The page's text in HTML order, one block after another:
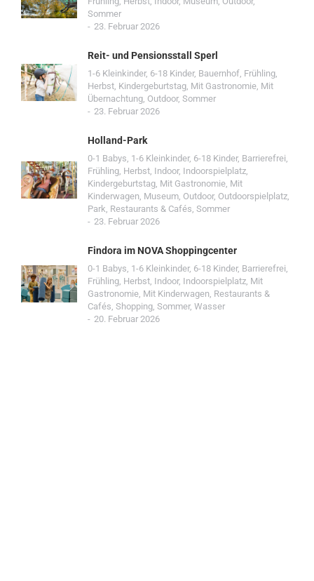
Sommer
23. Februar 2026
Reit- und Pensionsstall Sperl
1-6 Kleinkinder, 6-18 Kinder, Bauernhof, Frühling,
Herbst, Kindergeburtstag, Mit Gastronomie, Mit
Übernachtung, Outdoor, Sommer
23. Februar 2026
Holland-Park
0-1 Babys, 1-6 Kleinkinder, 6-18 Kinder, Barrierefrei,
Frühling, Herbst, Indoor, Indoorspielplatz,
Kindergeburtstag, Mit Gastronomie, Mit
Kinderwagen, Museum, Outdoor, Outdoorspielplatz,
Park, Restaurants & Cafés, Sommer
23. Februar 2026
Findora im NOVA Shoppingcenter
0-1 Babys, 1-6 Kleinkinder, 6-18 Kinder, Barrierefrei,
Frühling, Herbst, Indoor, Indoorspielplatz, Mit
Gastronomie, Mit Kinderwagen, Restaurants &
Cafés, Shopping, Sommer, Wasser
20. Februar 2026